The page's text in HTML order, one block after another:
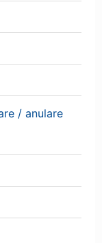
/ anulare